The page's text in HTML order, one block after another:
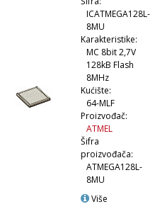
ICATMEGA128L-
8MU
Karakteristike:
MC 8bit 2,7V
128kB Flash
8MHz
Kućište:
64-MLF
Proizvođač:
ATMEL
Šifra
proizvođača:
ATMEGA128L-
8MU
Više